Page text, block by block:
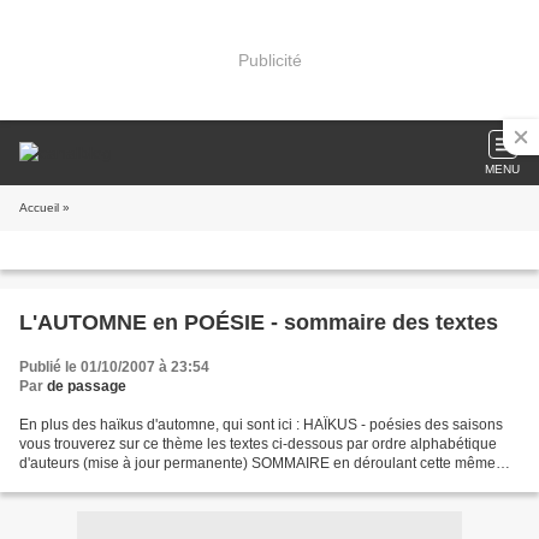
Publicité
MENU
Accueil »
L'AUTOMNE en POÉSIE - sommaire des textes
Publié le 01/10/2007 à 23:54
Par de passage
En plus des haïkus d'automne, qui sont ici : HAÏKUS - poésies des saisons
vous trouverez sur ce thème les textes ci-dessous par ordre alphabétique
d'auteurs (mise à jour permanente) SOMMAIRE en déroulant cette même